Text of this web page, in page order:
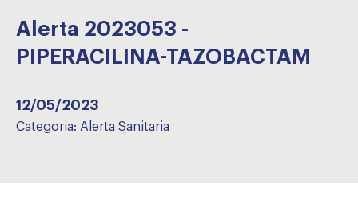
Alerta 2023053 -
PIPERACILINA-TAZOBACTAM
12/05/2023
Categoria: Alerta Sanitaria